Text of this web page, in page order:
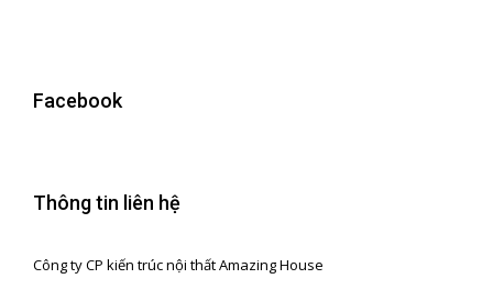
Facebook
Thông tin liên hệ
Công ty CP kiến trúc nội thất Amazing House